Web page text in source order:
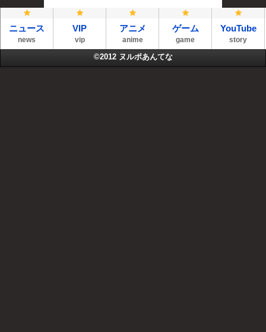
ニュース
news
VIP
vip
アニメ
anime
ゲーム
game
YouTube
story
©2012 ヌルポあんてな